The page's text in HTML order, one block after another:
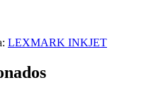
LEXMARK INKJET